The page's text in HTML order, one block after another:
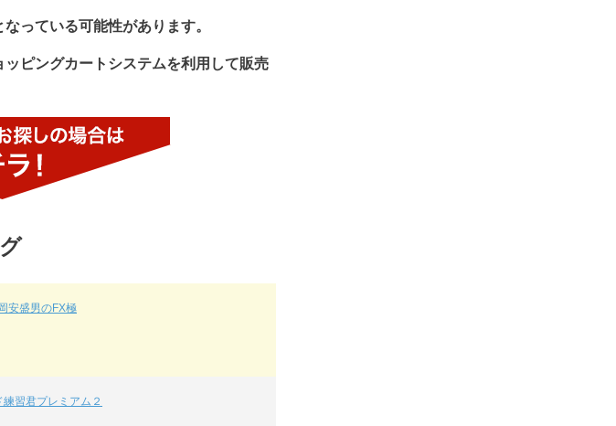
っている可能性があります。
ピングカートシステムを利用して販売
安盛男のFX極
習君プレミアム２